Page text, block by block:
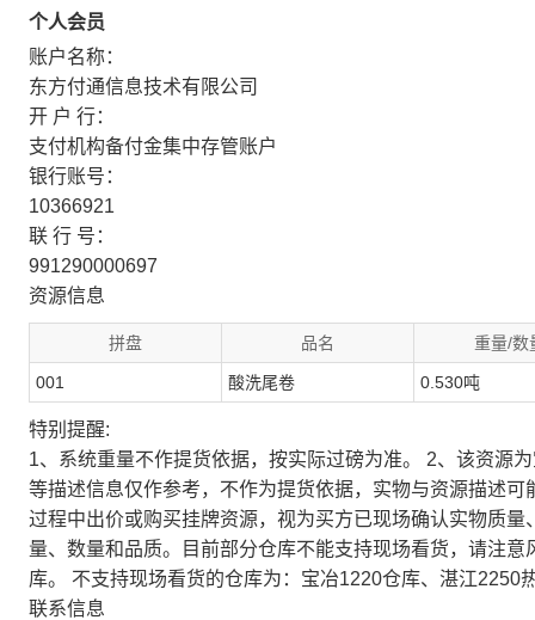
个人会员
账户名称：
东方付通信息技术有限公司
开 户 行：
支付机构备付金集中存管账户
银行账号：
10366921
联 行 号：
991290000697
资源信息
拼盘 品名 重量/数
001 酸洗尾卷 0.530吨
特别提醒:
1、系统重量不作提货依据，按实际过磅为准。 2、该资源
等描述信息仅作参考，不作为提货依据，实物与资源描述
过程中出价或购买挂牌资源，视为买方已现场确认实物质
量、数量和品质。目前部分仓库不能支持现场看货，请注
库。 不支持现场看货的仓库为：宝冶1220仓库、湛江2250
联系信息